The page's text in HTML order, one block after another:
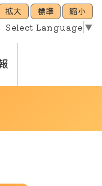
拡大 標準
縮小
Select Language ▼